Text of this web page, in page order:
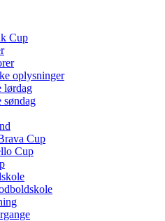
Cup
oplysninger
lørdag
søndag
Cup
Cup